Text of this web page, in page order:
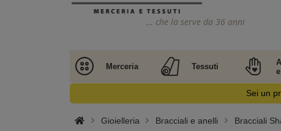
… che la serve da 36 anni
Merceria Tessuti
Sei un
Gioielleria Bracciali e anelli Bracciali